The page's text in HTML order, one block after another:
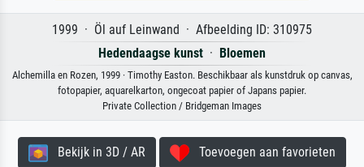
1999 · Öl auf Leinwand · Afbeelding ID: 310975
Hedendaagse kunst · Bloemen
Alchemilla en Rozen, 1999 · Timothy Easton. Beschikbaar als kunstdruk op canvas,
fotopapier, aquarelkarton, ongecoat papier of Japans papier.
Private Collection / Bridgeman Images
Bekijk in 3D / AR Toevoegen aan favorieten